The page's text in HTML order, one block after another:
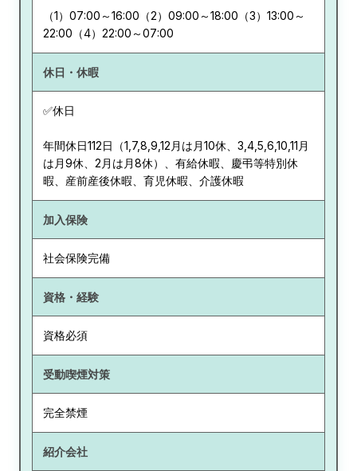
（1）07:00～16:00（2）09:00～18:00（3）13:00～
22:00（4）22:00～07:00
休日・休暇
✅休日
年間休日112日（1,7,8,9,12月は月10休、3,4,5,6,10,11月
は月9休、2月は月8休）、有給休暇、慶弔等特別休
暇、産前産後休暇、育児休暇、介護休暇
加入保険
社会保険完備
資格・経験
資格必須
受動喫煙対策
完全禁煙
紹介会社